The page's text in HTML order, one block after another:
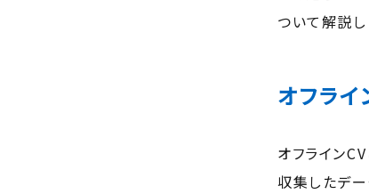
ついて解説し
オフライ
オフライン
収集したデー